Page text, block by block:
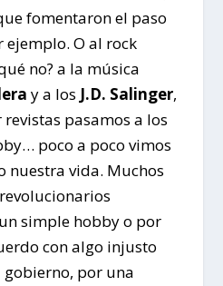
fomentaron el paso
O al rock
no? a la música
y a los J.D. Salinger,
revistas pasamos a los
poco a poco vimos
nuestra vida. Muchos
simple hobby o por
con algo injusto
por una